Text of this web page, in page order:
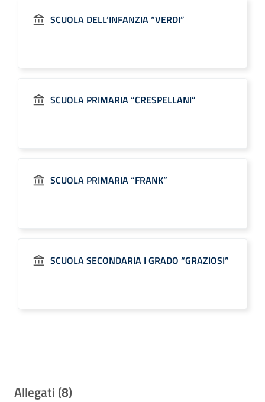
SCUOLA DELL’INFANZIA “VERDI”
SCUOLA PRIMARIA “CRESPELLANI”
SCUOLA PRIMARIA “FRANK”
SCUOLA SECONDARIA I GRADO “GRAZIOSI”
Allegati (8)